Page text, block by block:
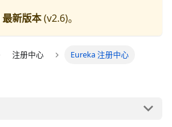
最新版本(v2.6)。
注册中心 Eureka 注册中心